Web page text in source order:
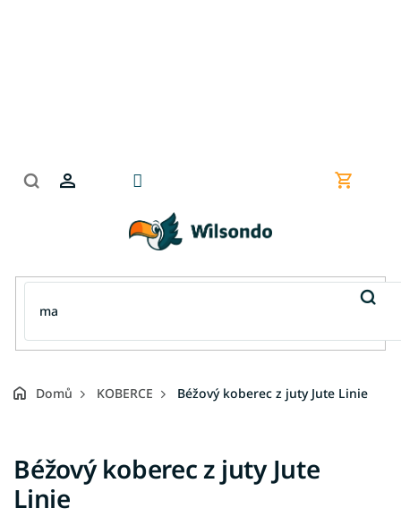
Nákupní
Domů KOBERCE Béžový koberec z juty Jute Linie
Béžový koberec z juty Jute
Linie